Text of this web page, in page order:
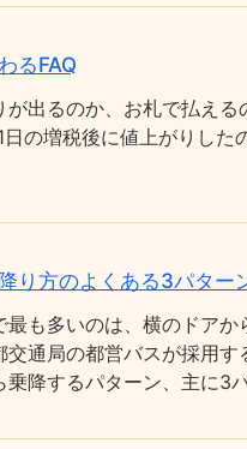
るFAQ
が出るのか、お札で払え
の増税後に値上がりした
り方のよくある3パター
最も多いのは、横のドア
交通局の都営バスが採用
降するパターン、主に3